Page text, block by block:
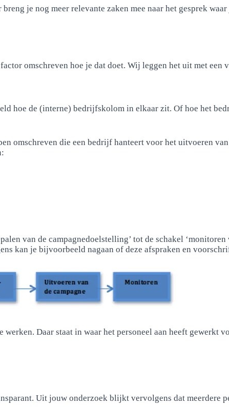
je nog meer relevante zaken mee naar het gesprek
omschreven hoe je dat doet. Wij leggen het uit met een
hoe de (interne) bedrijfskolom in elkaar zit. Of hoe het
omschreven die een bedrijf hanteert voor het uitvoeren
van de campagnedoelstelling’ tot de schakel
kan je bijvoorbeeld nagaan of deze afspraken en
Daar staat in waar het personeel aan heeft gewerkt
Uit jouw onderzoek blijkt vervolgens dat meerdere